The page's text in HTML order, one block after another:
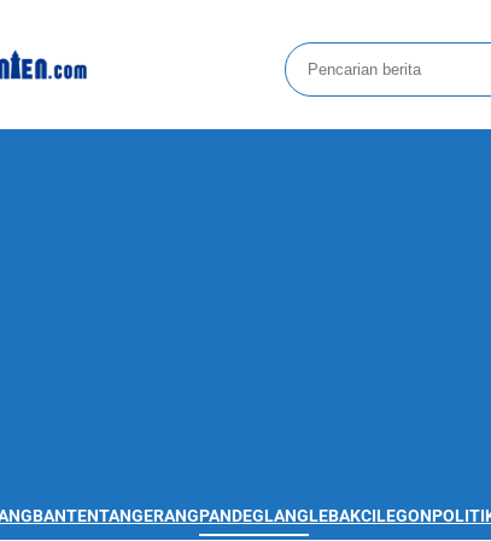
BANTENTANGERANGPANDEGLANGLEBAKCILEGON